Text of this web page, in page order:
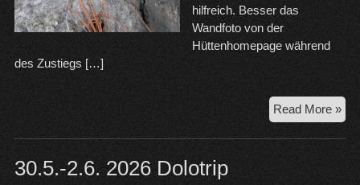
hilfreich. Besser das
Wandfoto von der
Hüttenhomepage während
des Zustiegs […]
Read More »
30.5.-2.6. 2026 Dolotrip